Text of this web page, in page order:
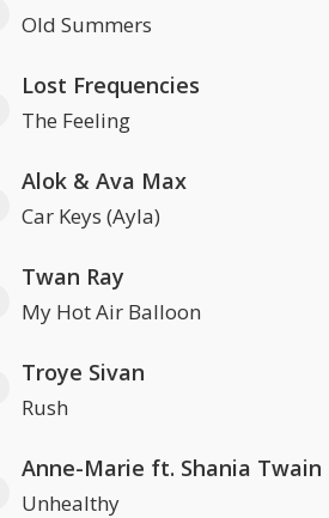
Old Summers
Lost Frequencies
The Feeling
Alok & Ava Max
Car Keys (Ayla)
Twan Ray
My Hot Air Balloon
Troye Sivan
Rush
Anne-Marie ft. Shania Twain
Unhealthy